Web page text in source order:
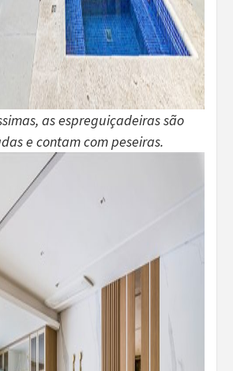
as espreguiçadeiras são
e contam com peseiras.